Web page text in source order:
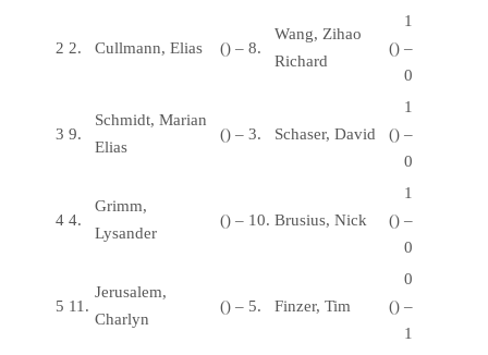
2 2. Cullmann, Elias () – 8.
Wang, Zihao
Richard
()
1
–
0
3 9.
Schmidt, Marian
Elias
() – 3. Schaser, David ()
1
–
0
4 4.
Grimm,
Lysander
() – 10. Brusius, Nick ()
1
–
0
5 11.
Jerusalem,
Charlyn
() – 5. Finzer, Tim ()
0
–
1